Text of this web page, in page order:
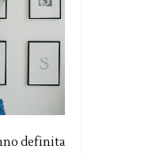
definita